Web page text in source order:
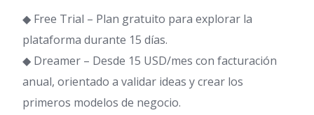
◆ Free Trial – Plan gratuito para explorar la
plataforma durante 15 días.
◆ Dreamer – Desde 15 USD/mes con facturación
anual, orientado a validar ideas y crear los
primeros modelos de negocio.